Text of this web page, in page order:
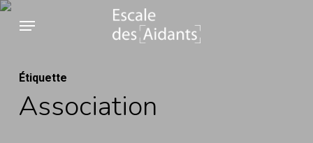
Passer
principal
Menu
Étiquette
Association
Panneau de gestion des cookies